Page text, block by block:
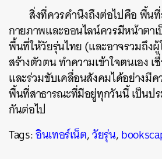
สิ่งที่ควรคำนึงถึงต่อไปคือ พื้น
กายภาพและออนไลน์ควรมีหน้าตาเ
พื้นที่ให้วัยรุ่นไทย (และอาจรวมถึง
สร้างตัวตน ทำความเข้าใจตนเอง
และร่วมขับเคลื่อนสังคมได้อย่างมี
พื้นที่สาธารณะที่มีอยู่ทุกวันนี้ เป็นป
กันต่อไป
Tags:อินเทอร์เน็ต,วัยรุ่น,